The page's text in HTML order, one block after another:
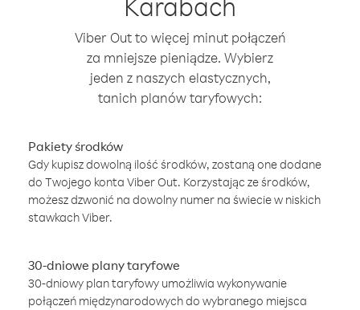
Viber Out to więcej minut połączeń
za mniejsze pieniądze. Wybierz
jeden z naszych elastycznych,
tanich planów taryfowych:
Pakiety środków
Gdy kupisz dowolną ilość środków, zostaną one dodane
do Twojego konta Viber Out. Korzystając ze środków,
możesz dzwonić na dowolny numer na świecie w niskich
stawkach Viber.
30-dniowe plany taryfowe
30-dniowy plan taryfowy umożliwia wykonywanie
połączeń międzynarodowych do wybranego miejsca